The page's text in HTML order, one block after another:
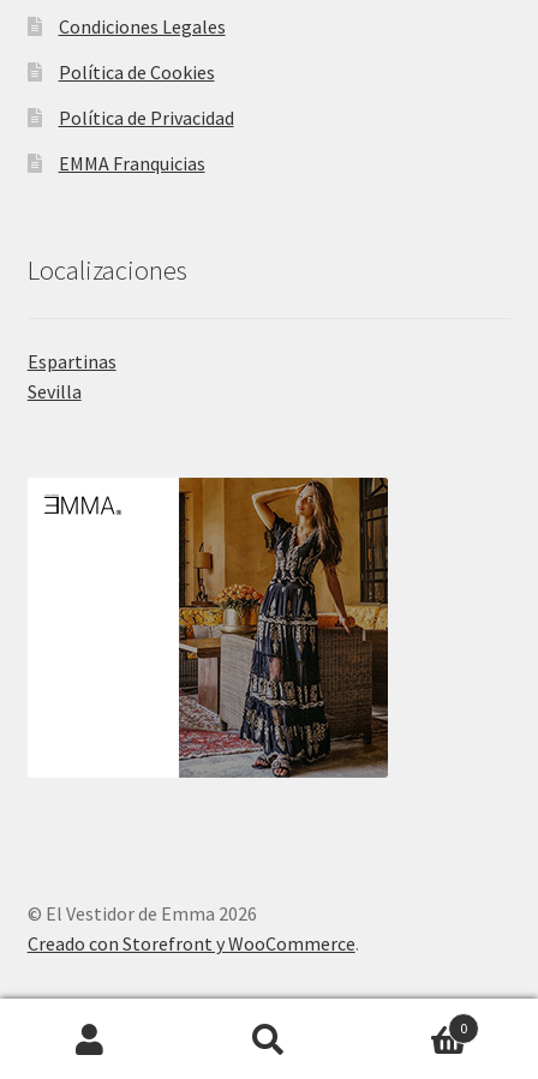
Condiciones Legales
Política de Cookies
Política de Privacidad
EMMA Franquicias
Localizaciones
Espartinas
Sevilla
© El Vestidor de Emma 2026
Creado con Storefront y WooCommerce.
0